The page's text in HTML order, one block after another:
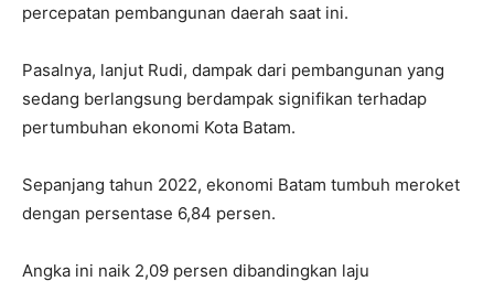
percepatan pembangunan daerah saat ini.
Pasalnya, lanjut Rudi, dampak dari pembangunan yang
sedang berlangsung berdampak signifikan terhadap
pertumbuhan ekonomi Kota Batam.
Sepanjang tahun 2022, ekonomi Batam tumbuh meroket
dengan persentase 6,84 persen.
Angka ini naik 2,09 persen dibandingkan laju